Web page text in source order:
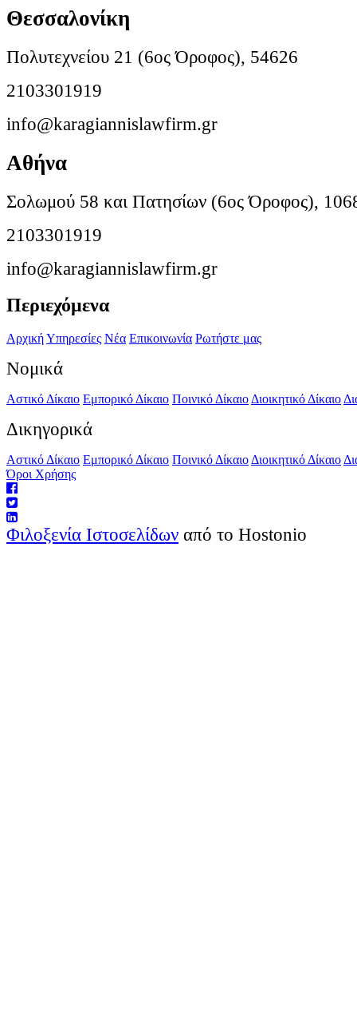
Θεσσαλονίκη
Πολυτεχνείου 21 (6ος Όροφος), 54626
2103301919
info@karagiannislawfirm.gr
Αθήνα
Σολωμού 58 και Πατησίων (6ος Όροφος),
2103301919
info@karagiannislawfirm.gr
Περιεχόμενα
ΑρχικήΥπηρεσίες Νέα Επικοινωνία Ρωτήστε μας
Νομικά
Αστικό Δίκαιο Εμπορικό Δίκαιο Ποινικό Δίκαιο Διοικητικό Δίκαιο
Δικηγορικά
Αστικό Δίκαιο Εμπορικό Δίκαιο Ποινικό Δίκαιο Διοικητικό Δίκαιο
Όροι Χρήσης
Φιλοξενία Ιστοσελίδων από το Hostonio